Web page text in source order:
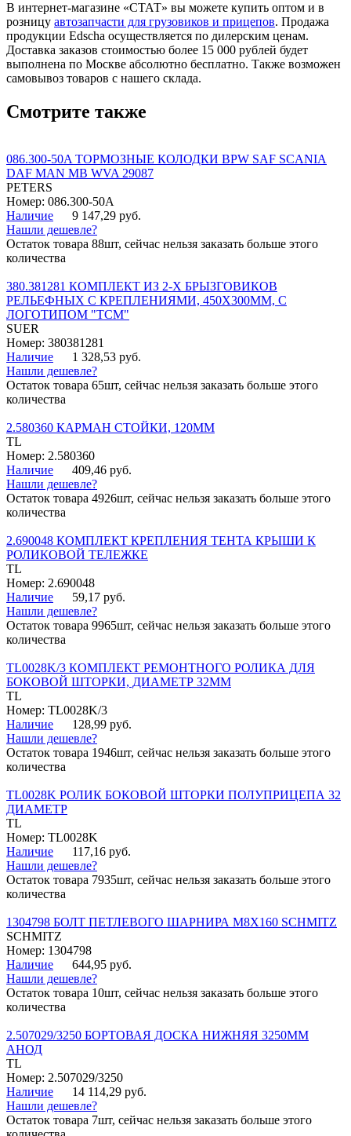
В интернет-магазине «СТАТ» вы можете купить оптом и в
розницу автозапчасти для грузовиков и прицепов. Продажа
продукции Edscha осуществляется по дилерским ценам.
Доставка заказов стоимостью более 15 000 рублей будет
выполнена по Москве абсолютно бесплатно. Также возможен
самовывоз товаров с нашего склада.
Смотрите также
086.300-50A ТОРМОЗНЫЕ КОЛОДКИ BPW SAF SCANIA
DAF MAN MB WVA 29087
PETERS
Номер: 086.300-50A
Наличие
9 147,29 руб.
Нашли дешевле?
Остаток товара 88шт, сейчас нельзя заказать больше этого
количества
380.381281 КОМПЛЕКТ ИЗ 2-Х БРЫЗГОВИКОВ
РЕЛЬЕФНЫХ С КРЕПЛЕНИЯМИ, 450Х300ММ, С
ЛОГОТИПОМ "ТСМ"
SUER
Номер: 380381281
Наличие
1 328,53 руб.
Нашли дешевле?
Остаток товара 65шт, сейчас нельзя заказать больше этого
количества
2.580360 КАРМАН СТОЙКИ, 120ММ
TL
Номер: 2.580360
Наличие
409,46 руб.
Нашли дешевле?
Остаток товара 4926шт, сейчас нельзя заказать больше этого
количества
2.690048 КОМПЛЕКТ КРЕПЛЕНИЯ ТЕНТА КРЫШИ К
РОЛИКОВОЙ ТЕЛЕЖКЕ
TL
Номер: 2.690048
Наличие
59,17 руб.
Нашли дешевле?
Остаток товара 9965шт, сейчас нельзя заказать больше этого
количества
TL0028K/3 КОМПЛЕКТ РЕМОНТНОГО РОЛИКА ДЛЯ
БОКОВОЙ ШТОРКИ, ДИАМЕТР 32ММ
TL
Номер: TL0028K/3
Наличие
128,99 руб.
Нашли дешевле?
Остаток товара 1946шт, сейчас нельзя заказать больше этого
количества
TL0028K РОЛИК БОКОВОЙ ШТОРКИ ПОЛУПРИЦЕПА 32
ДИАМЕТР
TL
Номер: TL0028K
Наличие
117,16 руб.
Нашли дешевле?
Остаток товара 7935шт, сейчас нельзя заказать больше этого
количества
1304798 БОЛТ ПЕТЛЕВОГО ШАРНИРА М8Х160 SCHMITZ
SCHMITZ
Номер: 1304798
Наличие
644,95 руб.
Нашли дешевле?
Остаток товара 10шт, сейчас нельзя заказать больше этого
количества
2.507029/3250 БОРТОВАЯ ДОСКА НИЖНЯЯ 3250ММ
АНОД
TL
Номер: 2.507029/3250
Наличие
14 114,29 руб.
Нашли дешевле?
Остаток товара 7шт, сейчас нельзя заказать больше этого